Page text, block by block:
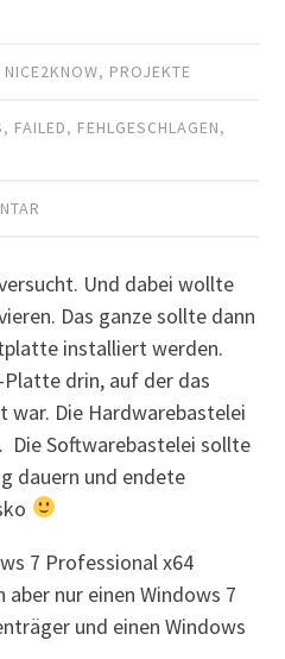
NICE2KNOW, PROJEKTE
, FAILED, FEHLGESCHLAGEN,
Und dabei wollte
Das ganze sollte dann
installiert werden.
drin, auf der das
Die Hardwarebastelei
Die Softwarebastelei sollte
dauern und endete
7 Professional x64
nur einen Windows 7
und einen Windows